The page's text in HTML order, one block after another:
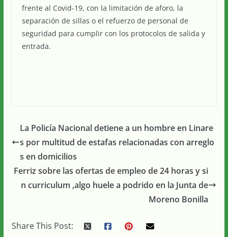
frente al Covid-19, con la limitación de aforo, la
separación de sillas o el refuerzo de personal de
seguridad para cumplir con los protocolos de salida y
entrada.
La Policía Nacional detiene a un hombre en Linare
s por multitud de estafas relacionadas con arreglo
s en domicilios
Ferriz sobre las ofertas de empleo de 24 horas y si
n curriculum ,algo huele a podrido en la Junta de
Moreno Bonilla
Share This Post: